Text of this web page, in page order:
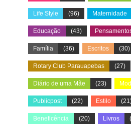
Life Style (96) Maternidade
Educação (43)
Família (36) Escritos (30)
Rotary Club Parauapebas (27)
Diário de uma Mãe (23)
Publicpost (22) Estilo
Beneficência (20) Livros